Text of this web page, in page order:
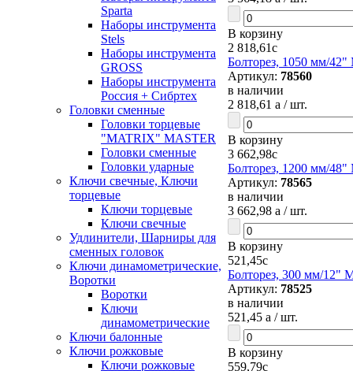
Sparta
Наборы инструмента
Stels
Наборы инструмента
GROSS
Наборы инструмента
Россия + Сибртех
Головки сменные
Головки торцевые
"MATRIX" MASTER
Головки сменные
Головки ударные
Ключи свечные, Ключи
торцевые
Ключи торцевые
Ключи свечные
Удлинители, Шарниры для
сменных головок
Ключи динамометрические,
Воротки
Воротки
Ключи
динамометрические
Ключи балонные
Ключи рожковые
Ключи рожковые
В корзину
2 818,61c
Болторез, 1050 мм/42"
Артикул: 78560
в наличии
2 818,61 a / шт.
В корзину
3 662,98c
Болторез, 1200 мм/48"
Артикул: 78565
в наличии
3 662,98 a / шт.
В корзину
521,45c
Болторез, 300 мм/12"
Артикул: 78525
в наличии
521,45 a / шт.
В корзину
559,79c